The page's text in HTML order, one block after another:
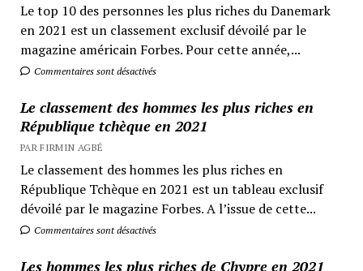
Le top 10 des personnes les plus riches du Danemark
en 2021 est un classement exclusif dévoilé par le
magazine américain Forbes. Pour cette année,...
Commentaires sont désactivés
Le classement des hommes les plus riches en
République tchèque en 2021
PAR FIRMIN AGBÉ
Le classement des hommes les plus riches en
République Tchèque en 2021 est un tableau exclusif
dévoilé par le magazine Forbes. A l’issue de cette...
Commentaires sont désactivés
Les hommes les plus riches de Chypre en 2021